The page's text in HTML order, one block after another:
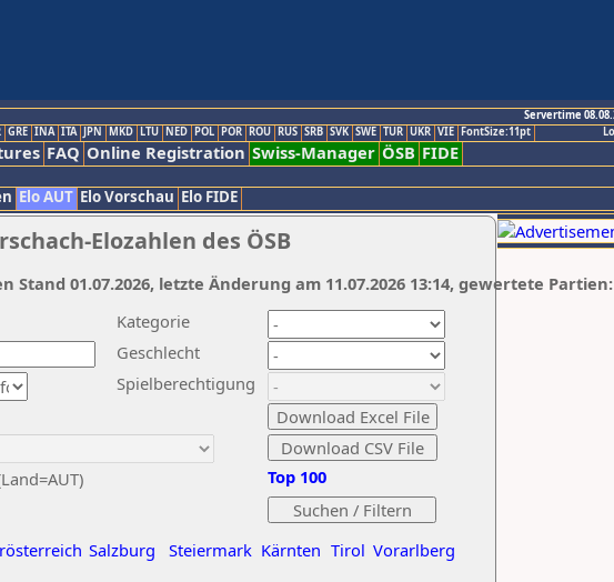
Servertime
GRE INA ITA JPN MKD LTU NED POL POR ROU RUS SRB SVK SWE TUR UKR VIE FontSize:11pt
FAQ Online Registration Swiss-Manager ÖSB FIDE
Elo AUT Elo Vorschau Elo FIDE
Elozahlen des ÖSB
Kategorie
Geschlecht
Spielberechtigung
Salzburg Steiermark Kärnten Tirol Vorarlberg
Top 100
Stand 01.07.2026, letzte Änderung am 11.07.2026 13:14, gewertete Partien: